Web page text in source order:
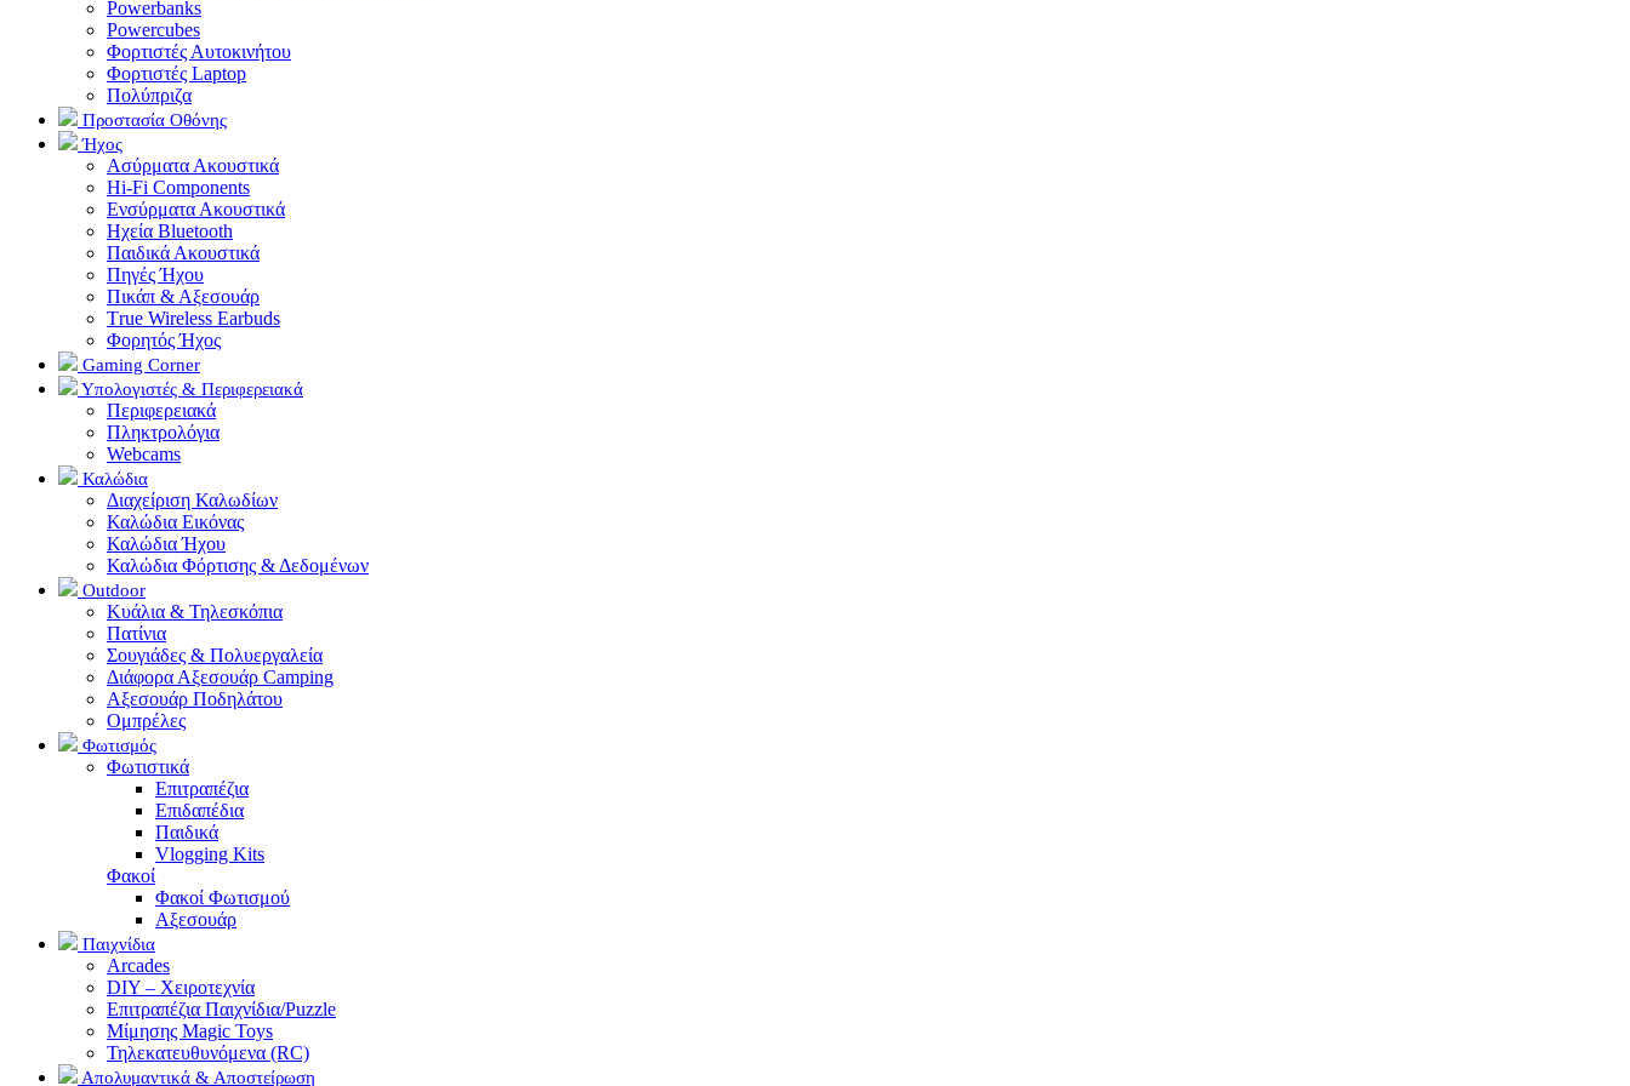
Powerbanks
Powercubes
Φορτιστές Αυτοκινήτου
Φορτιστές Laptop
Πολύπριζα
Προστασία Οθόνης
Ήχος
Ασύρματα Ακουστικά
Hi-Fi Components
Ενσύρματα Ακουστικά
Ηχεία Bluetooth
Παιδικά Ακουστικά
Πηγές Ήχου
Πικάπ & Αξεσουάρ
Τrue Wireless Earbuds
Φορητός Ήχος
Gaming Corner
Υπολογιστές & Περιφερειακά
Περιφερειακά
Πληκτρολόγια
Webcams
Καλώδια
Διαχείριση Καλωδίων
Καλώδια Εικόνας
Καλώδια Ήχου
Καλώδια Φόρτισης & Δεδομένων
Outdoor
Κυάλια & Τηλεσκόπια
Πατίνια
Σουγιάδες & Πολυεργαλεία
Διάφορα Αξεσουάρ Camping
Αξεσουάρ Ποδηλάτου
Ομπρέλες
Φωτισμός
Φωτιστικά
Επιτραπέζια
Επιδαπέδια
Παιδικά
Vlogging Kits
Φακοί
Φακοί Φωτισμού
Αξεσουάρ
Παιχνίδια
Arcades
DIY – Χειροτεχνία
Επιτραπέζια Παιχνίδια/Puzzle
Μίμησης Magic Toys
Τηλεκατευθυνόμενα (RC)
Απολυμαντικά & Αποστείρωση